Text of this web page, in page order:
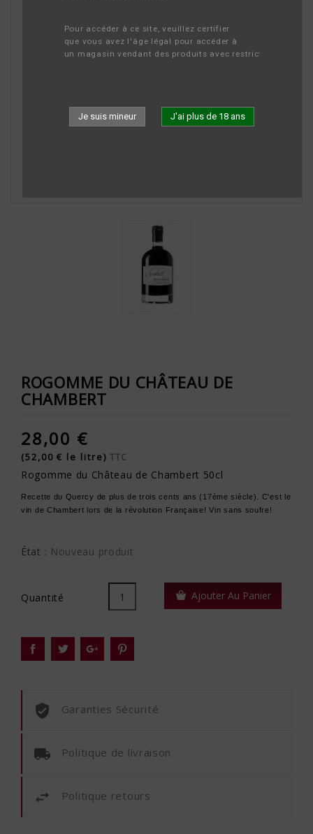
Pour accéder à ce site, veuillez certifier
que vous avez l'âge légal pour accéder à
un magasin vendant des produits avec restriction d'âge.
Je suis mineur J'ai plus de 18 ans
ROGOMME DU CHÂTEAU DE
CHAMBERT
28,00 €
(52,00 € le litre) TTC
Rogomme du Château de Chambert 50cl
Recette du Quercy de plus de trois cents ans (17ème siècle). C'est le
vin de Chambert lors de la révolution Française! Vin sans soufre!
État : Nouveau produit
Quantité Ajouter Au Panier
Garanties Sécurité
Politique de livraison
Politique retours